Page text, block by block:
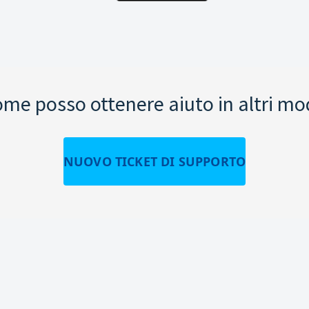
posso ottenere aiuto in altri
NUOVO TICKET DI SUPPORTO